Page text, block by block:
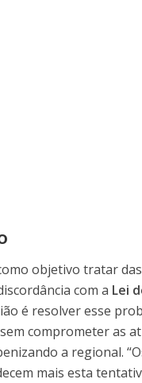
objetivo tratar
com a Lei
é resolver esse
comprometer as
a regional.
mais esta